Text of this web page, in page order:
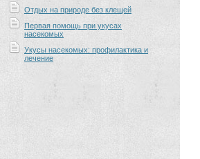
Отдых на природе без клещей
Первая помощь при укусах
насекомых
Укусы насекомых: профилактика и
лечение